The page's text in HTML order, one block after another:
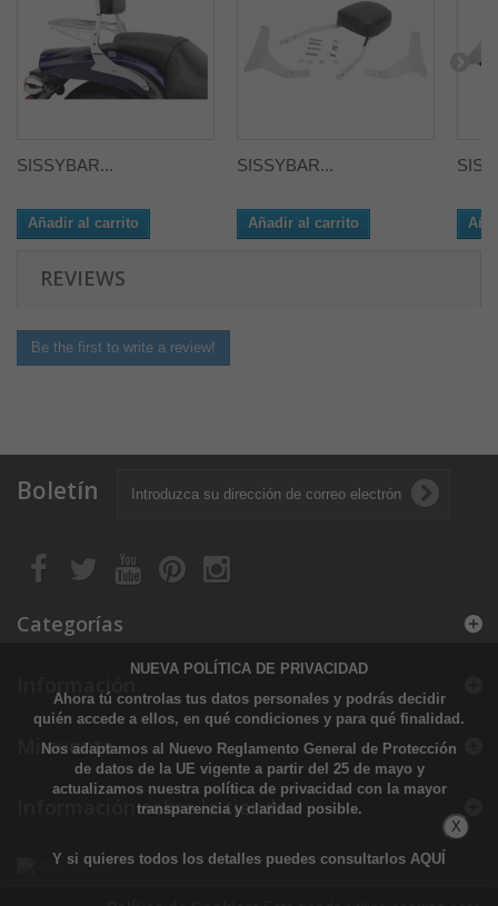
SISSYBAR...
Añadir al carrito
SISSYBAR...
Añadir al carrito
REVIEWS
Be the first to write a review!
Boletín
Categorías
Información
Mi cuenta
Información sobre la tienda
NUEVA POLÍTICA DE PRIVACIDAD
Ahora tú controlas tus datos personales y podrás decidir
quién accede a ellos, en qué condiciones y para qué finalidad.
Nos adaptamos al Nuevo Reglamento General de Protección
de datos de la UE vigente a partir del 25 de mayo y
actualizamos nuestra política de privacidad con la mayor
transparencia y claridad posible.
Y si quieres todos los detalles puedes consultarlos AQUÍ
X